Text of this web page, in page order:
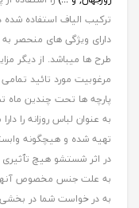
ترکیب الیاف استفاده شده
دارای ویژگی های منحصر
طرح ها میباشد. از دیگر
مرغوبیت مورد تائید
پارچه ها تحت چندین ماه
به عنوان لباس روزانه را
تهیه شده و هیچگونه
در اثر شستشو هیچ
به علت جنس مخصوص آنها
به در خواست شما در